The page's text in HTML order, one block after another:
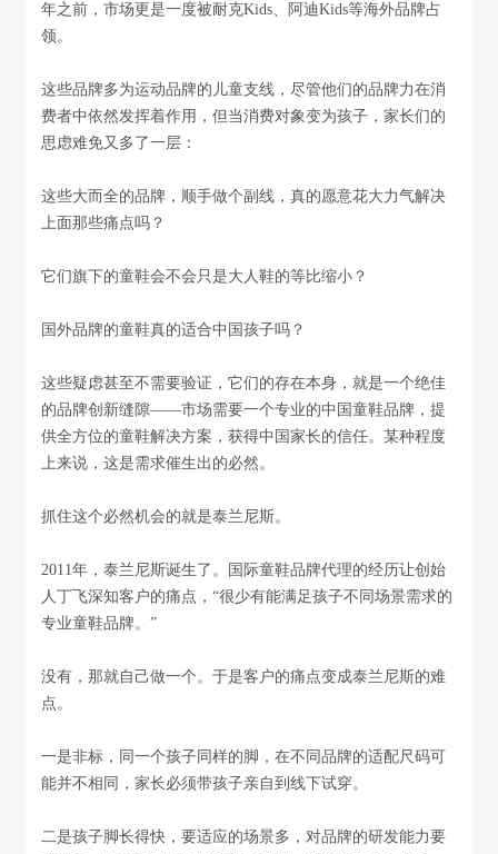
年之前，市场更是一度被耐克Kids、阿迪Kids等海外品牌占
领。
这些品牌多为运动品牌的儿童支线，尽管他们的品牌力在消
费者中依然发挥着作用，但当消费对象变为孩子，家长们的
思虑难免又多了一层：
这些大而全的品牌，顺手做个副线，真的愿意花大力气解决
上面那些痛点吗？
它们旗下的童鞋会不会只是大人鞋的等比缩小？
国外品牌的童鞋真的适合中国孩子吗？
这些疑虑甚至不需要验证，它们的存在本身，就是一个绝佳
的品牌创新缝隙——市场需要一个专业的中国童鞋品牌，提
供全方位的童鞋解决方案，获得中国家长的信任。某种程度
上来说，这是需求催生出的必然。
抓住这个必然机会的就是泰兰尼斯。
2011年，泰兰尼斯诞生了。国际童鞋品牌代理的经历让创始
人丁飞深知客户的痛点，“很少有能满足孩子不同场景需求的
专业童鞋品牌。”
没有，那就自己做一个。于是客户的痛点变成泰兰尼斯的难
点。
一是非标，同一个孩子同样的脚，在不同品牌的适配尺码可
能并不相同，家长必须带孩子亲自到线下试穿。
二是孩子脚长得快，要适应的场景多，对品牌的研发能力要